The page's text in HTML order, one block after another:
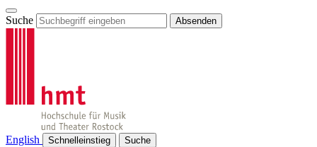
Suche Absenden
English Schnelleinstieg Suche